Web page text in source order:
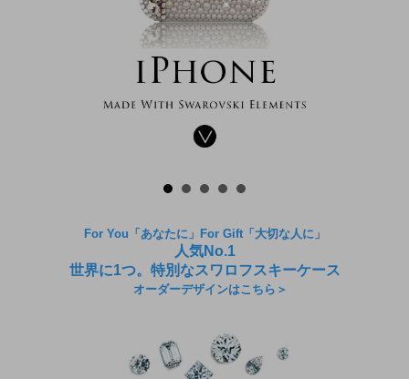
For You「あなたに」For Gift「大切な人に」
人気No.1
世界に1つ。特別なスワロフスキーケース
オーダーデザインはこちら＞